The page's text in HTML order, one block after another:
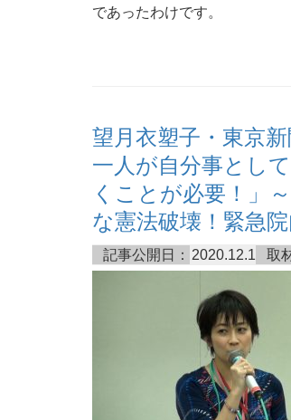
であったわけです。
望月衣塑子・東京
一人が自分事とし
くことが必要！」
な憲法破壊！緊急
記事公開日： 2020.12.1 取